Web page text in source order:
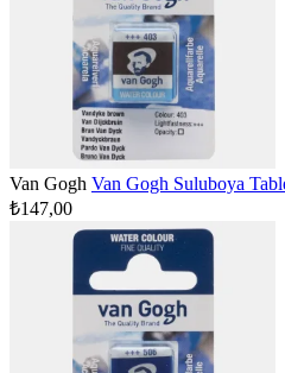
Van Gogh Van Gogh Suluboya
₺147,00